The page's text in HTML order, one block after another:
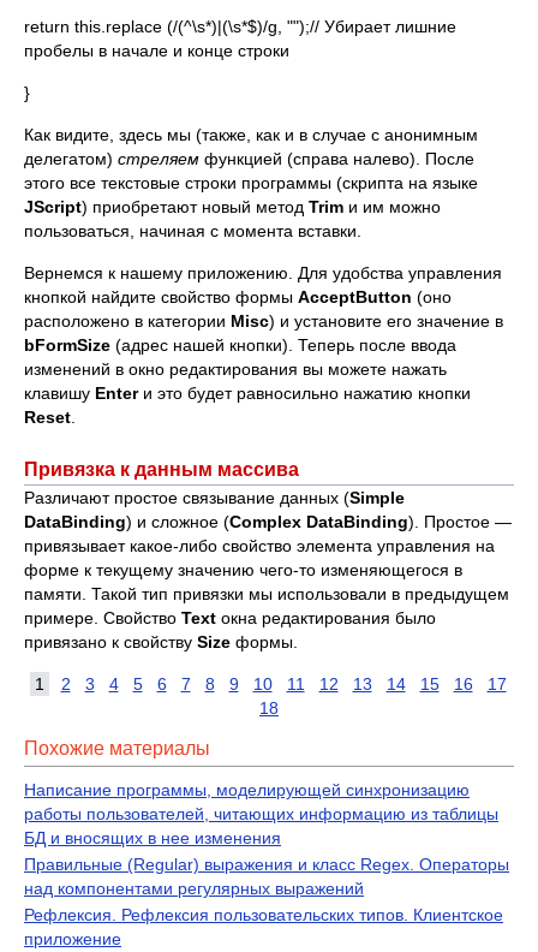
return this.replace (/(^\s*)|(\s*$)/g, "");// Убирает лишние
пробелы в начале и конце строки
}
Как видите, здесь мы (также, как и в случае с анонимным
делегатом) стреляем функцией (справа налево). После
этого все текстовые строки программы (скрипта на языке
JScript) приобретают новый метод Trim и им можно
пользоваться, начиная с момента вставки.
Вернемся к нашему приложению. Для удобства управления
кнопкой найдите свойство формы AcceptButton (оно
расположено в категории Misc) и установите его значение в
bFormSize (адрес нашей кнопки). Теперь после ввода
изменений в окно редактирования вы можете нажать
клавишу Enterи это будет равносильно нажатию кнопки
Reset
Привязка к данным массива
Различают простое связывание данных (Simple
DataBinding) и сложное (Complex DataBinding). Простое —
привязывает какое-либо свойство элемента управления на
форме к текущему значению чего-то изменяющегося в
памяти. Такой тип привязки мы использовали в предыдущем
примере. Свойство Text окна редактирования было
привязано к свойству Size формы.
1 2 3 4 5 6 7 8 9 10 11 12 13 14 15 16
17
18
Похожие материалы
Написание программы, моделирующей синхронизацию
работы пользователей, читающих информацию из таблицы
БД и вносящих в нее изменения
Правильные (Regular) выражения и класс Regex. Операторы
над компонентами регулярных выражений
Рефлексия. Рефлексия пользовательских типов. Клиентское
приложение